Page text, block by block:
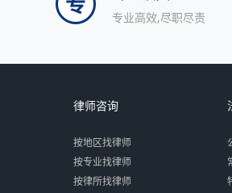
专业高效,尽职尽责
律师咨询
按地区找律师
按专业找律师
按律所找律师